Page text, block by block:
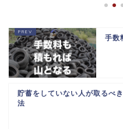
手数
貯蓄をしていない人が取るべ
法